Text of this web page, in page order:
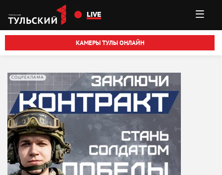
Перейти к основному содержанию
LIVE
КАМЕРЫ ТУЛЫ ОНЛАЙН
СОЦРЕКЛАМА